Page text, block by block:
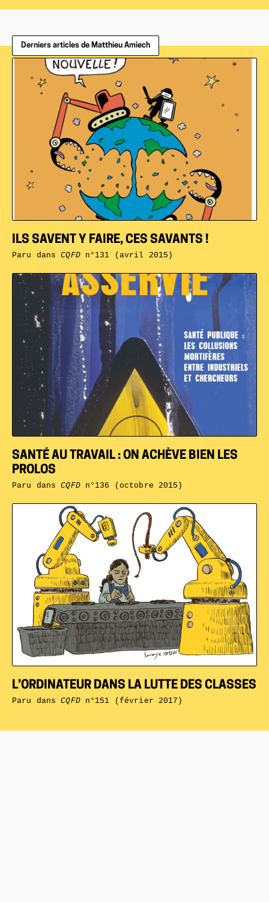
Derniers articles de Matthieu Amiech
L’ORDINATEUR DANS LA LUTTE DES CLASSES
Paru dansCQFDn°151 (février 2017)
SANTÉ AU TRAVAIL : ON ACHÈVE BIEN LES
PROLOS
Paru dansCQFDn°136 (octobre 2015)
ILS SAVENT Y FAIRE, CES SAVANTS !
Paru dansCQFDn°131 (avril 2015)